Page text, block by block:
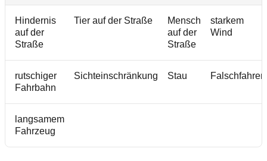
Hindernis
auf der
Straße
Tier auf der Straße
Mensch
auf der
Straße
starkem
Wind
rutschiger
Fahrbahn
Sichteinschränkung Stau Falschfahrer
langsamem
Fahrzeug